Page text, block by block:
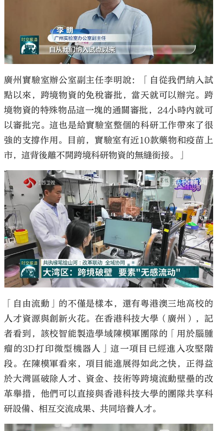
廣州實驗室辦公室副主任李明說：「自從我們納入試
點以來，跨境物資的免稅審批，當天就可以辦完。跨
境物資的特殊物品這一塊的通關審批，24小時內就可
以審批完。這也是給實驗室整個的科研工作帶來了很
強的支撐作用。目前，實驗室有近10款藥物和疫苗上
市，這背後離不開跨境科研物資的無縫銜接。」
「自由流動」的不僅是樣本，還有粵港澳三地高校的
人才資源與創新火花。在香港科技大學（廣州），記
者看到，該校智能製造學域陳模軍團隊的「用於腦腫
瘤的3D打印微型機器人」這一項目已經進入攻堅階
段。在陳模軍看來，項目能進展得如此之快，正得益
於大灣區破除人才、資金、技術等跨境流動壁壘的改
革舉措，他們可以直接與香港科技大學的團隊共享科
研設備、相互交流成果、共同培養人才。